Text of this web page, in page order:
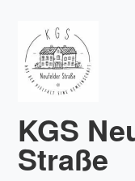
springen
KGS
Straße